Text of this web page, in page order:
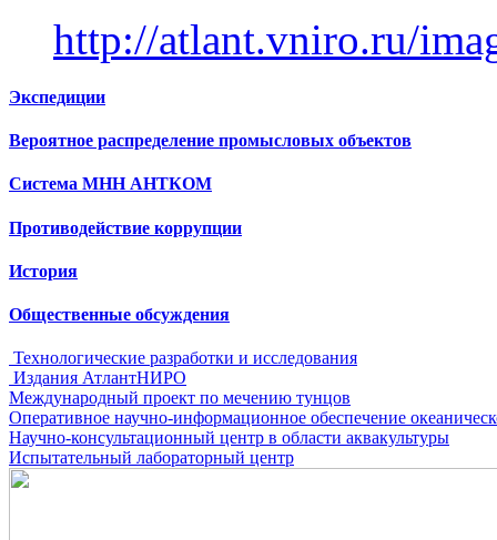
http://atlant.vniro.ru/
Экспедиции
Вероятное распределение промысловых объектов
Система МНН АНТКОМ
Противодействие коррупции
История
Общественные обсуждения
Технологические разработки и исследования
Издания АтлантНИРО
Международный проект по мечению тунцов
Оперативное научно-информационное обеспечение
Научно-консультационный центр в области аквакультуры
Испытательный лабораторный центр